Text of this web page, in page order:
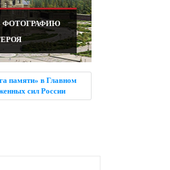
ФОТОГРАФИЮ
памяти» в Главном
сил России